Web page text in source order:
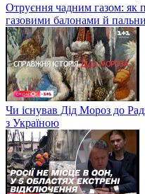
Отруєння чадним газом: як
газовими балонами й
Чи існував Дід Мороз до
з Україною